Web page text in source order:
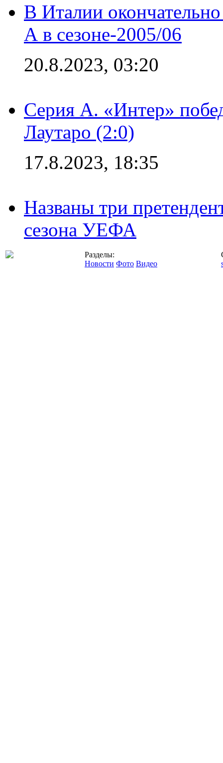
В Италии
А в сезоне-2005/06
20.8.2023, 03:20
Серия А. «Интер»
Лаутаро (2:0)
17.8.2023, 18:35
Названы три
сезона УЕФА
Разделы:
Новости Фото Видео